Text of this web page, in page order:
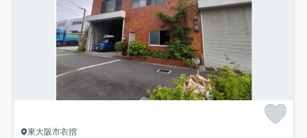
東大阪市衣摺